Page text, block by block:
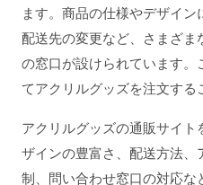
ます。商品の仕様やデザイン
配送先の変更など、さまざ
の窓口が設けられています。
てアクリルグッズを注文する
アクリルグッズの通販サイ
ザインの豊富さ、配送方法
制、問い合わせ窓口の対応